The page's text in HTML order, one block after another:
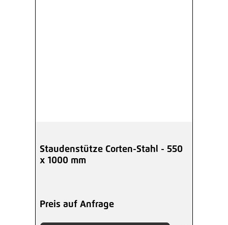
Staudenstütze Corten-Stahl - 550
x 1000 mm
Preis auf Anfrage